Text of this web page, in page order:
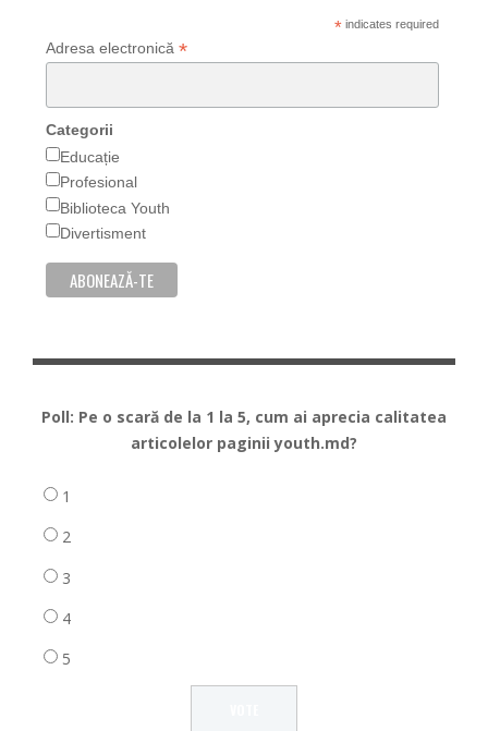
*indicates required
Adresa electronică *
Categorii
Educație
Profesional
Biblioteca Youth
Divertisment
Poll: Pe o scară de la 1 la 5, cum ai aprecia calitatea
articolelor paginii youth.md?
1
2
3
4
5